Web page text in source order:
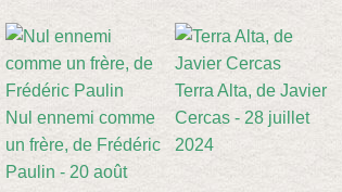
Nul ennemi comme
un frère, de Frédéric
Paulin - 20 août
Terra Alta, de Javier
Cercas - 28 juillet
2024